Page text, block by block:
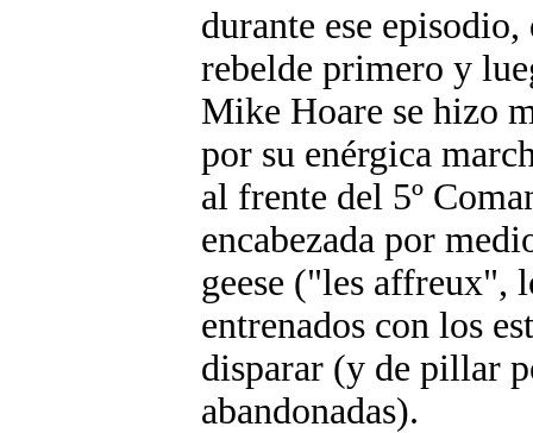
durante ese
rebelde primero y
Mike Hoare se hizo
por su enérgica
al frente del 5º
encabezada por
geese ("les affreux",
entrenados con los
disparar (y de pillar
abandonadas).